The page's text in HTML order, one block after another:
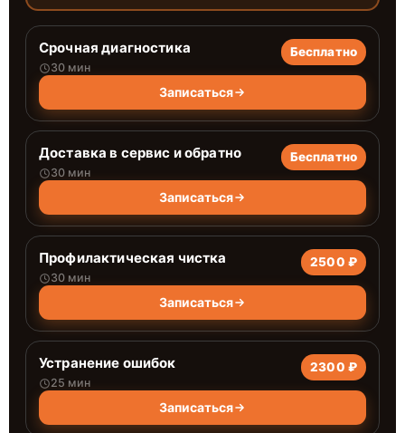
Срочная диагностика
30 мин
Бесплатно
Записаться
Доставка в сервис и обратно
30 мин
Бесплатно
Записаться
Профилактическая чистка
30 мин
2500 ₽
Записаться
Устранение ошибок
25 мин
2300 ₽
Записаться